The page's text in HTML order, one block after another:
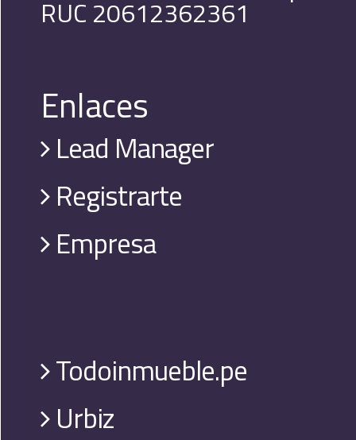
RUC 20612362361
Enlaces
Lead Manager
Registrarte
Empresa
Todoinmueble.pe
Urbiz